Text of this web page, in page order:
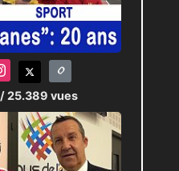
/ 25.389 vues